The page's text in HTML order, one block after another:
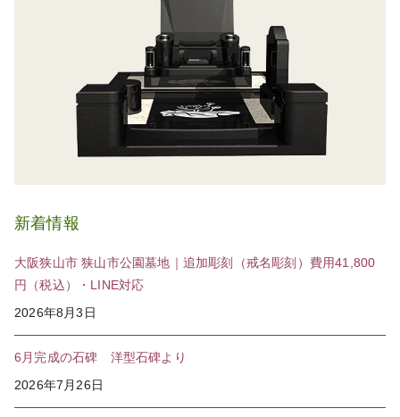
新着情報
大阪狭山市 狭山市公園墓地｜追加彫刻（戒名彫刻）費用41,800
円（税込）・LINE対応
2026年8月3日
6月完成の石碑 洋型石碑より
2026年7月26日